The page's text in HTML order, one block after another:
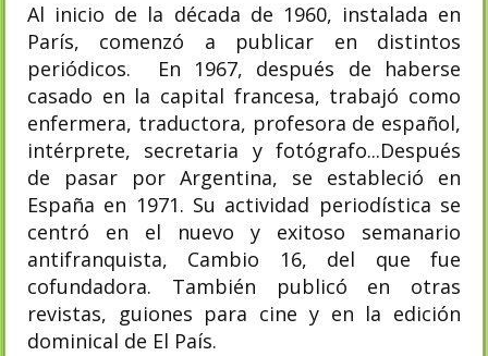
Al inicio de la década de 1960, instalada en
París, comenzó a publicar en distintos
periódicos. En 1967, después de haberse
casado en la capital francesa, trabajó como
enfermera, traductora, profesora de español,
intérprete, secretaria y fotógrafo...Después
de pasar por Argentina, se estableció en
España en 1971. Su actividad periodística se
centró en el nuevo y exitoso semanario
antifranquista, Cambio 16, del que fue
cofundadora. También publicó en otras
revistas, guiones para cine y en la edición
dominical de El País.